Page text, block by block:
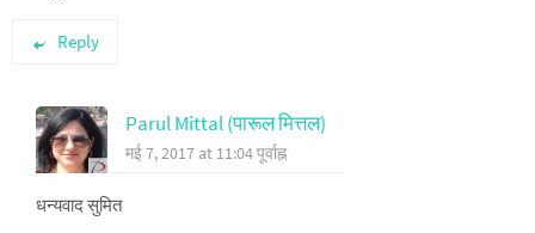
Reply
Parul Mittal (पारूल मित्तल)
मई 7, 2017 at 11:04 पूर्वाह्न
धन्यवाद सुमित